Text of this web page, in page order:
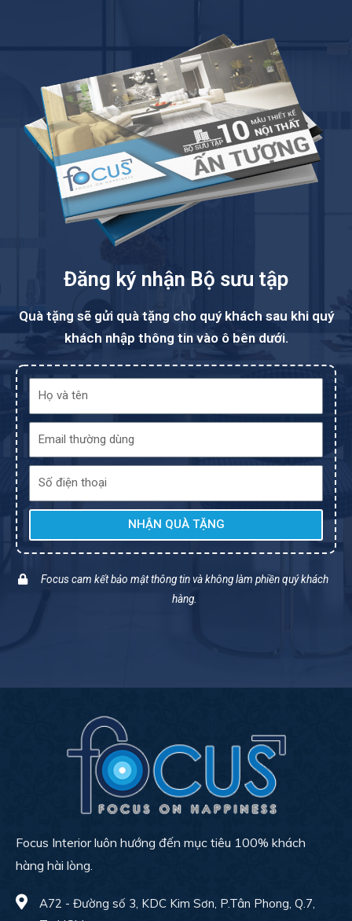
Đăng ký nhận Bộ sưu tập
Quà tặng sẽ gửi quà tặng cho quý khách sau khi quý
khách nhập thông tin vào ô bên dưới.
NHẬN QUÀ TẶNG
Focus cam kết bảo mật thông tin và không làm phiền quý khách
hàng.
Focus Interior luôn hướng đến mục tiêu 100% khách
hàng hài lòng.
A72 - Đường số 3, KDC Kim Sơn, P.Tân Phong, Q.7,